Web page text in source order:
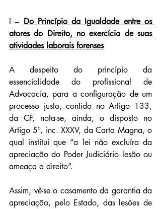
I – Do Princípio da Igualdade entre os
atores do Direito, no exercício de suas
atividades laborais forenses
A despeito do princípio da
essencialidade do profissional de
Advocacia, para a configuração de um
processo justo, contido no Artigo 133,
da CF, nota-se, ainda, o disposto no
Artigo 5º, inc. XXXV, da Carta Magna, o
qual institui que “a lei não excluíra da
apreciação do Poder Judiciário lesão ou
ameaça a direito”.
Assim, vê-se o casamento da garantia da
apreciação, pelo Estado, das lesões de